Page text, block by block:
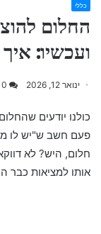
כללי
החלום
ועכשיו:
ינואר 12, 2026 0
כולנו יודעים
פעם חשב ש"יש לו
חלום, היש? לא
אותו למציאות כבר